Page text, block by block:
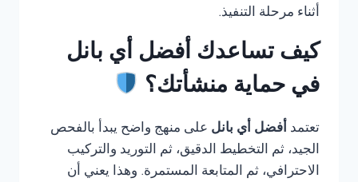
أثناء مرحلة التنفيذ.
كيف تساعدك أفضل أي بانل
في حماية منشأتك؟
تعتمد أفضل أي بانل على منهج واضح يبدأ بالفحص
الجيد، ثم التخطيط الدقيق، ثم التوريد والتركيب
الاحترافي، ثم المتابعة المستمرة. وهذا يعني أن